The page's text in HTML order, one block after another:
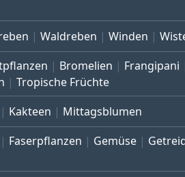
Waldreben Winden
Bromelien Frangipani
Tropische Früchte
Kakteen Mittagsblumen
Faserpflanzen Gemüse